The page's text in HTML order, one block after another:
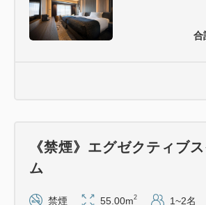
・ご宿泊者様特別料金 1泊2,000円
1:00p.m.）※予約不可
仙台空港から車
・お車ご利用の場合：東北自動車
合
《禁煙》エグゼクティブ
ム
禁煙 55.00m2 1~2名